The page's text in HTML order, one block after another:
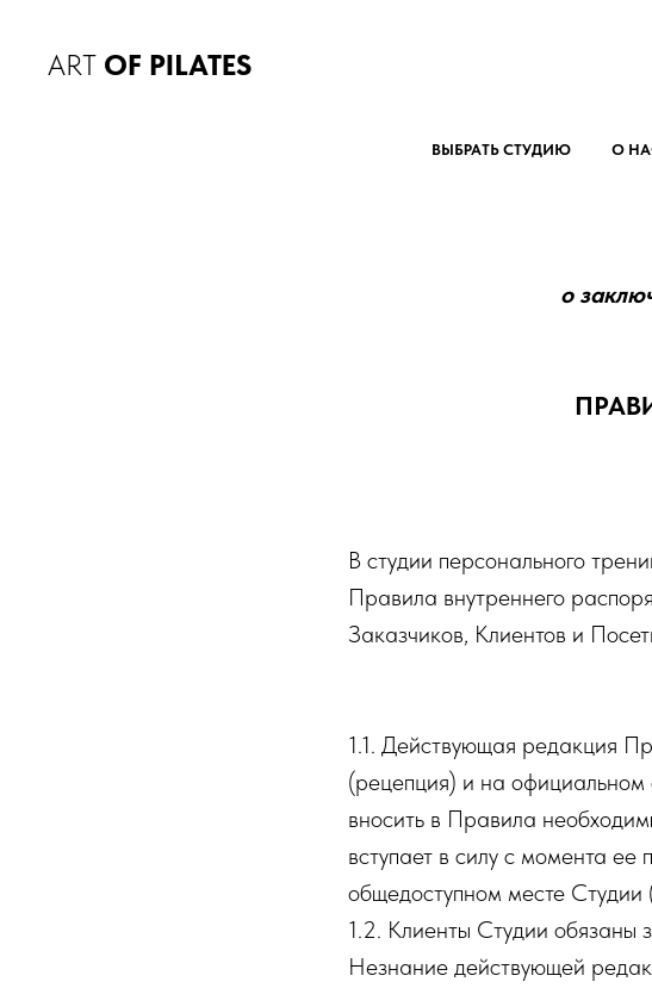
ART OF PILATES
ВЫБРАТЬ СТУДИЮ О
о
В студии персонального
Правила внутреннего
Заказчиков, Клиентов и
1.1. Действующая редакция
(рецепция) и на официальном
вносить в Правила
вступает в силу с момента
общедоступном месте Студии
1.2. Клиенты Студии обязаны
Незнание действующей